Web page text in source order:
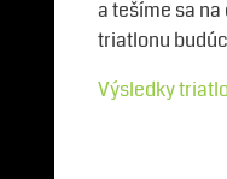
a tešíme sa
triatlonu
Výsledky